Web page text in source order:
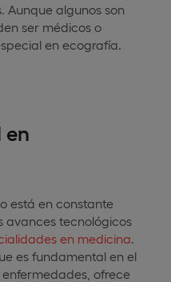
Aunque algunos son
ser médicos o
en ecografía.
en
está en constante
avances tecnológicos
en medicina
es fundamental en el
ofrece